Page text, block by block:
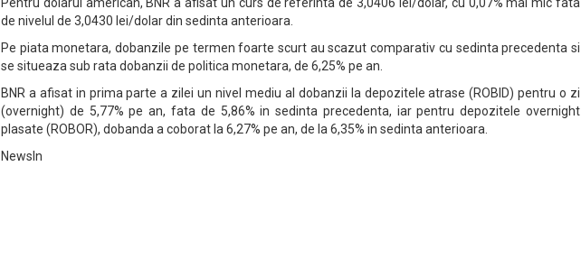
de nivelul de 3,0430 lei/dolar din sedinta anterioara.
Pe piata monetara, dobanzile pe termen foarte scurt au scazut comparativ cu sedinta precedenta si
se situeaza sub rata dobanzii de politica monetara, de 6,25% pe an.
BNR a afisat in prima parte a zilei un nivel mediu al dobanzii la depozitele atrase (ROBID) pentru o zi
(overnight) de 5,77% pe an, fata de 5,86% in sedinta precedenta, iar pentru depozitele overnight
plasate (ROBOR), dobanda a coborat la 6,27% pe an, de la 6,35% in sedinta anterioara.
NewsIn